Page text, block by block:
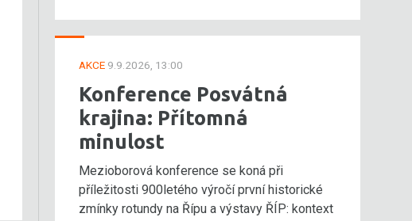
AKCE 9.9.2026, 13:00
Konference Posvátná
krajina: Přítomná
minulost
Mezioborová konference se koná při
příležitosti 900letého výročí první historické
zmínky rotundy na Řípu a výstavy ŘÍP: kontext